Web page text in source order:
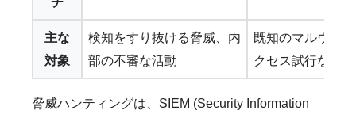
主な
対象
検知をすり抜ける脅威、内
部の不審な活動
既知のマルウェ
クセス試行など
脅威ハンティングは、SIEM (Security Information